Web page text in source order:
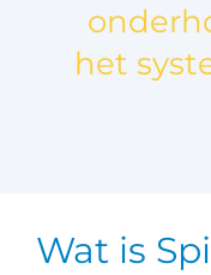
het
Wat is